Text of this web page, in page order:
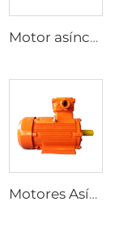
Motor asíncrono trifásico de regulación de velocidad por frecuencia variable serie YP
Motores Asíncronos Trifásicos a Prueba de Explosión por Polvo Serie YFB3